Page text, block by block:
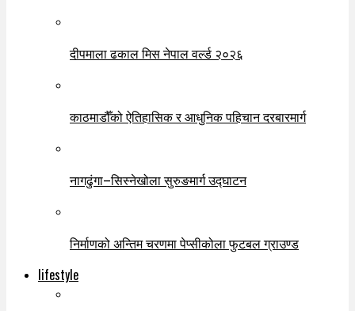
दीपमाला ढकाल मिस नेपाल वर्ल्ड २०२६
काठमाडौँको ऐतिहासिक र आधुनिक पहिचान दरबारमार्ग
नागढुंगा–सिस्नेखोला सुरुङमार्ग उद्घाटन
निर्माणको अन्तिम चरणमा पेप्सीकोला फुटबल ग्राउण्ड
lifestyle